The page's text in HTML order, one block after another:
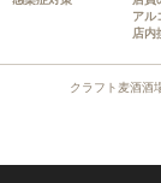
アル
店内
クラフト麦酒酒